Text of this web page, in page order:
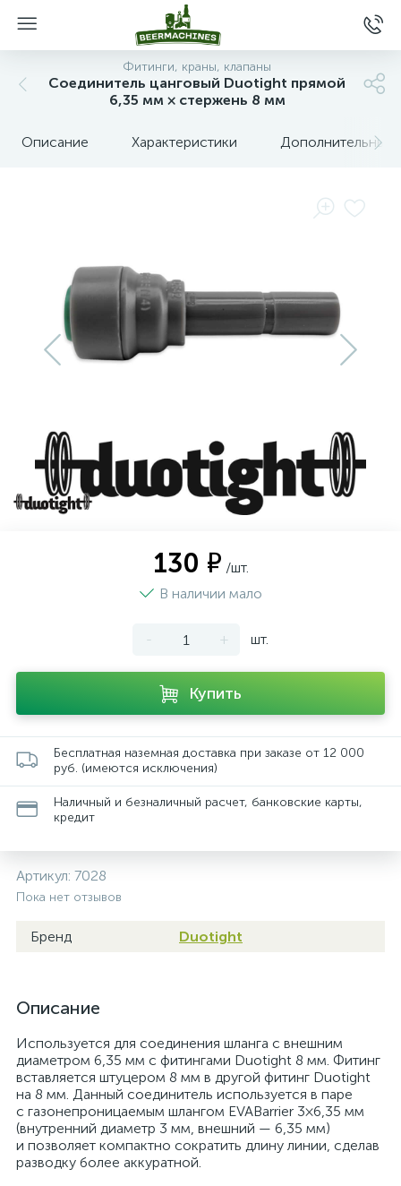
Фитинги, краны, клапаны
Соединитель цанговый Duotight прямой
6,35 мм × стержень 8 мм
Описание Характеристики Дополнительные
130 ₽ /шт.
В наличии мало
- + шт.
Купить
Бесплатная наземная доставка при заказе от 12 000
руб. (имеются исключения)
Наличный и безналичный расчет, банковские карты,
кредит
Артикул: 7028
Пока нет отзывов
Бренд Duotight
Описание
Используется для соединения шланга с внешним
диаметром 6,35 мм с фитингами Duotight 8 мм. Фитинг
вставляется штуцером 8 мм в другой фитинг Duotight
на 8 мм. Данный соединитель используется в паре
с газонепроницаемым шлангом EVABarrier 3×6,35 мм
(внутренний диаметр 3 мм, внешний — 6,35 мм)
и позволяет компактно сократить длину линии, сделав
разводку более аккуратной.